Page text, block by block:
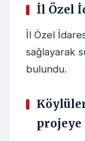
İl Özel
İl Özel
sağlayarak
bulundu.
projeye